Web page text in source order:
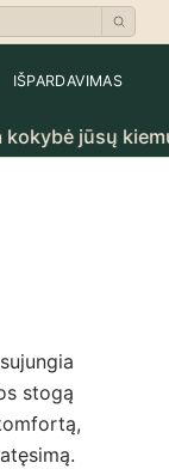
IŠPARDAVIMAS
kiemui.
stogą